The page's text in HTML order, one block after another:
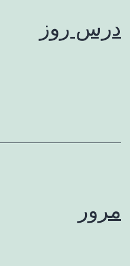
درس روز
مرور